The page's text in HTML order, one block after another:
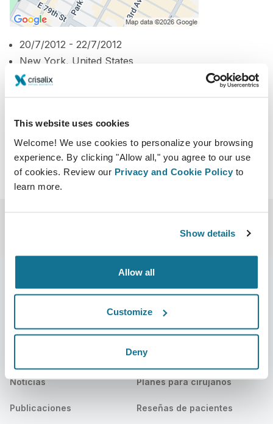
This website uses cookies
Welcome! We use cookies to personalize your browsing
experience. By clicking "Allow all," you agree to our use
of cookies. Review our Privacy and Cookie Policy to
learn more.
Show details
Allow all
Customize
Deny
20/7/2012 - 22/7/2012
New York, United States
983 Park Avenue, New York, NY 10028
Sobre nosotros
Noticias
Publicaciones
Cirujanos
Sección Cirujanos
Plataforma 3D de Negocio
Planes para cirujanos
Reseñas de pacientes